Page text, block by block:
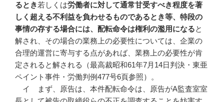
るとき若しくは労働者に対して通常甘受すべき程度を著
しく超える不利益を負わせるものであるとき等、特段の
事情の存する場合には、配転命令は権利の濫用になると
解され、その場合の業務上の必要性については、企業の
合理的運営に寄与する点があれば、業務上の必要性が肯
定されると解される（最高裁昭和61年7月14日判決・東亜
ペイント事件・労働判例477号6頁参照）。
イ まず、原告は、本件配転命令は、原告がA監査室室